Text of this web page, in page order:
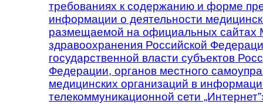
требованиях к содержанию и форме
информации о деятельности
размещаемой на официальных сайтах
здравоохранения Российской
государственной власти субъектов
Федерации, органов местного
медицинских организаций в
телекоммуникационной сети